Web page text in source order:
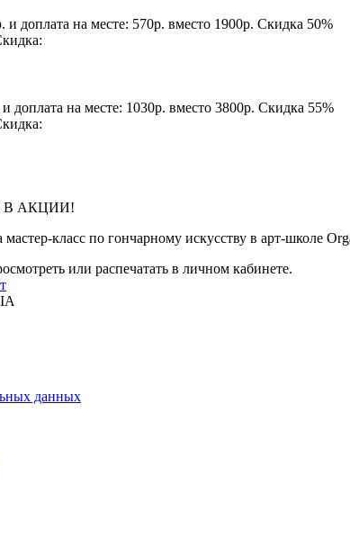
и доплата на месте: 570р. вместо 1900р. Скидка 50%
доплата на месте: 1030р. вместо 3800р. Скидка 55%
В АКЦИИ!
класс по гончарному искусству в арт-школе
или распечатать в личном кабинете.
данных